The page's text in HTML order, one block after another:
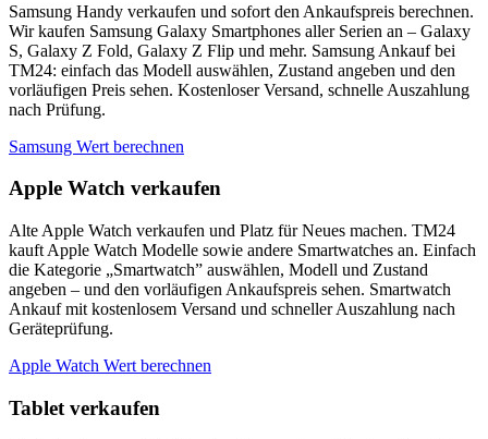
Samsung Handy verkaufen und sofort den Ankaufspreis berechnen.
Wir kaufen Samsung Galaxy Smartphones aller Serien an – Galaxy
S, Galaxy Z Fold, Galaxy Z Flip und mehr. Samsung Ankauf bei
TM24: einfach das Modell auswählen, Zustand angeben und den
vorläufigen Preis sehen. Kostenloser Versand, schnelle Auszahlung
nach Prüfung.
Samsung Wert berechnen
Apple Watch verkaufen
Alte Apple Watch verkaufen und Platz für Neues machen. TM24
kauft Apple Watch Modelle sowie andere Smartwatches an. Einfach
die Kategorie „Smartwatch” auswählen, Modell und Zustand
angeben – und den vorläufigen Ankaufspreis sehen. Smartwatch
Ankauf mit kostenlosem Versand und schneller Auszahlung nach
Geräteprüfung.
Apple Watch Wert berechnen
Tablet verkaufen